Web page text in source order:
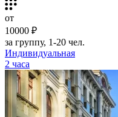
от
10000 ₽
за группу, 1-20 чел.
Индивидуальная
2 часа